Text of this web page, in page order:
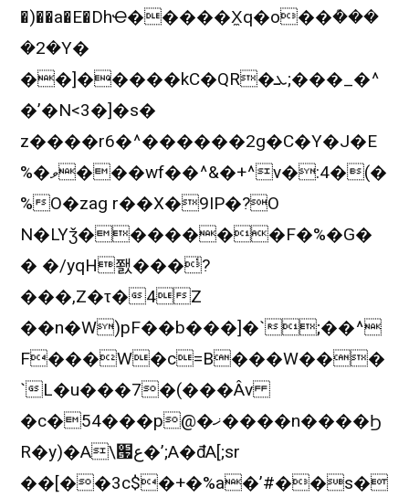
�)��a�E�DhҼ�����X̼q�o��ܶ���
�2�Y�
��]�����kC�QR�ܥ;���_�^
�’�N<3�]�s�
z����r6�^������2g�C�Y�J�E
%�ވ���wf��^&�+^v�:4�(�
%O�zag r��X�9IP�?O
N�LYǯ�������F�%�G�
� �/yqH쬀���̒?
���,Z�τ�4Z
��n�W)pF��b���]�`;��^
F���W�c=B���W���
`L�u���7�(���Âv
�c�54���p@�ޚ����n����Ϧ
R�y)�A\՗ع�’;A�đA[;sr
��[��3c$�+�%a�’#��s�